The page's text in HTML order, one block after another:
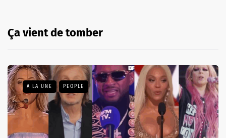
Ça vient de tomber
A LA UNE PEOPLE